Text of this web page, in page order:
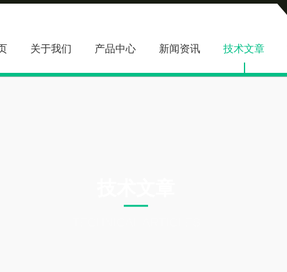
关于我们 产品中心 新闻资讯 技术文章